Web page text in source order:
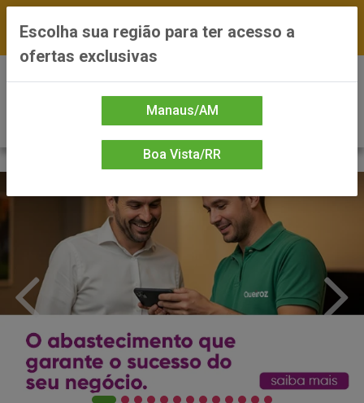
*Preços exclusivos do site — Entrega em até 24h
Escolha sua região para ter acesso a
ofertas exclusivas
Manaus/AM
Boa Vista/RR